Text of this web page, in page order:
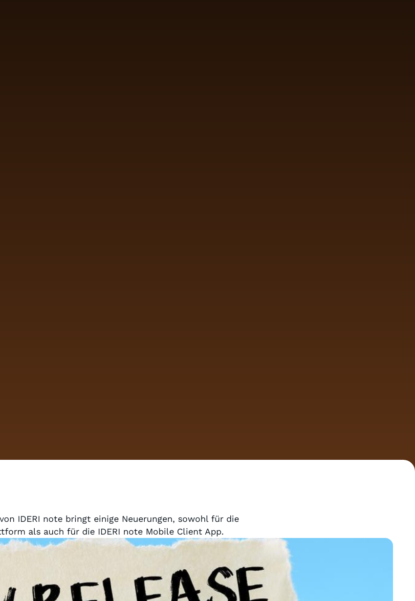
IDERI note bringt einige Neuerungen, sowohl für die
als auch für die IDERI note Mobile Client App.